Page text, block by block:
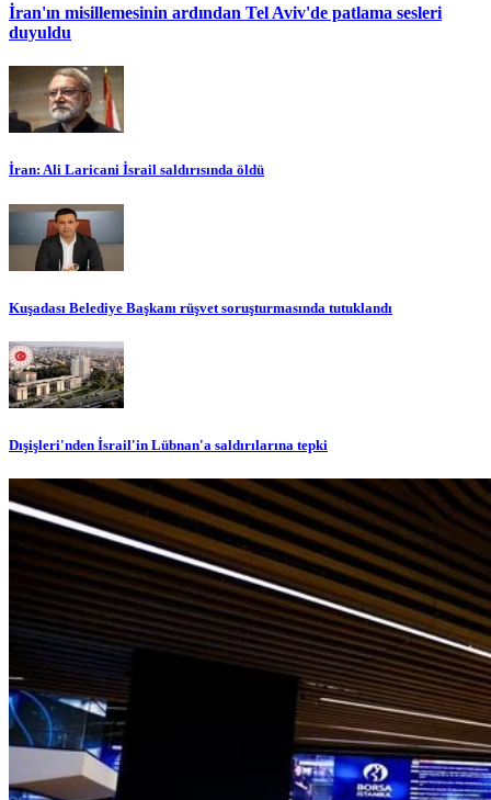
İran'ın misillemesinin ardından Tel Aviv'de patlama sesleri
duyuldu
İran: Ali Laricani İsrail saldırısında öldü
Kuşadası Belediye Başkanı rüşvet soruşturmasında tutuklandı
Dışişleri'nden İsrail'in Lübnan'a saldırılarına tepki